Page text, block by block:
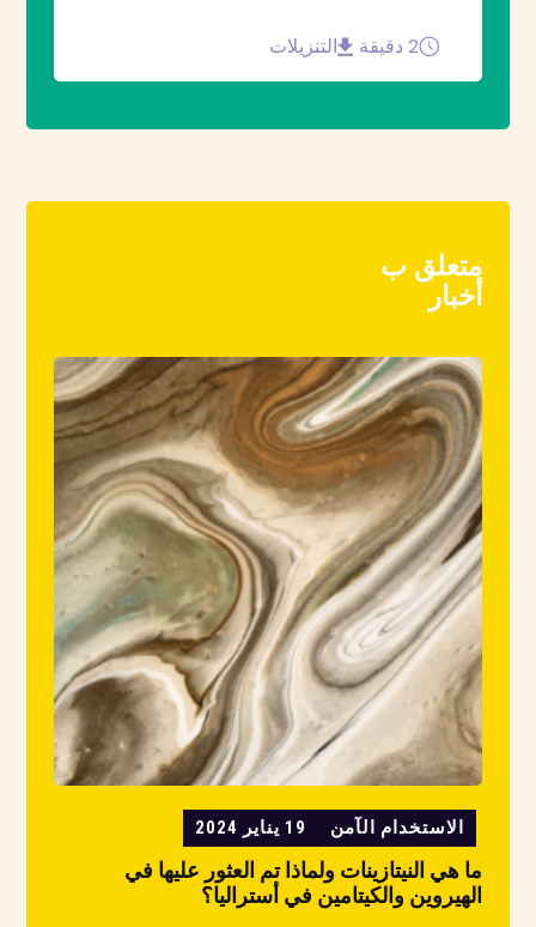
2 دقيقة التنزيلات
متعلق ب
أخبار
الاستخدام الآمن 19 يناير 2024
ما هي النيتازينات ولماذا تم العثور عليها في
الهيروين والكيتامين في أستراليا؟